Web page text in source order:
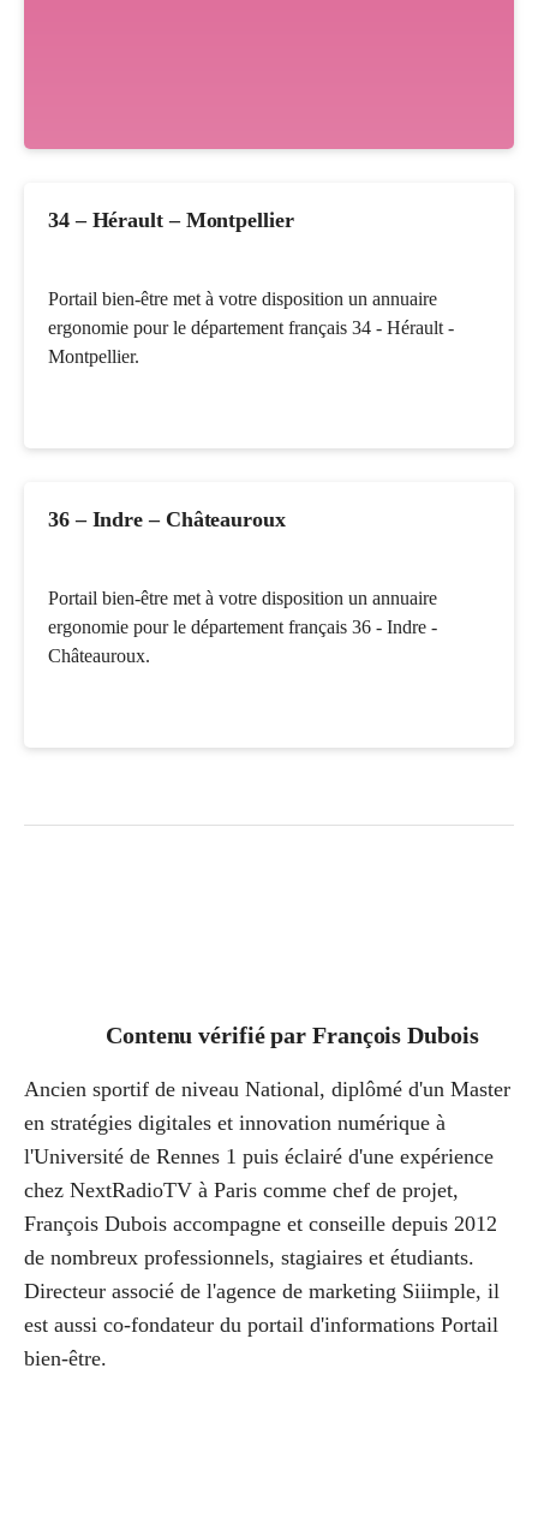
34 – Hérault – Montpellier
Portail bien-être met à votre disposition un annuaire
ergonomie pour le département français 34 - Hérault -
Montpellier.
36 – Indre – Châteauroux
Portail bien-être met à votre disposition un annuaire
ergonomie pour le département français 36 - Indre -
Châteauroux.
Contenu vérifié par François Dubois
Ancien sportif de niveau National, diplômé d'un Master
en stratégies digitales et innovation numérique à
l'Université de Rennes 1 puis éclairé d'une expérience
chez NextRadioTV à Paris comme chef de projet,
François Dubois accompagne et conseille depuis 2012
de nombreux professionnels, stagiaires et étudiants.
Directeur associé de l'agence de marketing Siiimple, il
est aussi co-fondateur du portail d'informations Portail
bien-être.